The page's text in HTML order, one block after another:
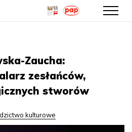
treści
Zaucha:
zesłańców,
stworów
kulturowe